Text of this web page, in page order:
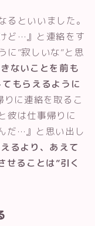
といいました。
ど…』と連絡をす
に”寂しいな”と思
ないことを前も
もらえるように
りに連絡を取るこ
彼は仕事帰りに
だ…』と思い出し
るより、あえて
せることは”引く